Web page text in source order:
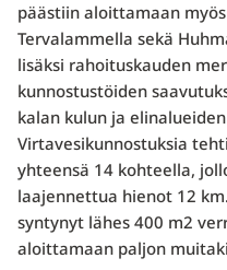
päästiin aloittamaan
Tervalammella sekä
lisäksi rahoituskauden
kunnostustöiden
kalan kulun ja
Virtavesikunnostuksia
yhteensä 14 kohteella,
laajennettua hienot 12
syntynyt lähes 400 m2
aloittamaan paljon